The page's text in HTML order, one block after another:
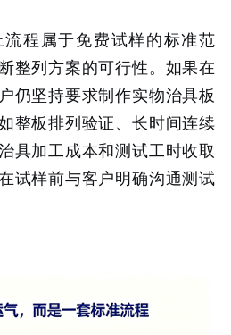
流程属于免费试样的标准范
整列方案的可行性。如果在
仍坚持要求制作实物治具板
整板排列验证、长时间连续
具加工成本和测试工时收取
试样前与客户明确沟通测试